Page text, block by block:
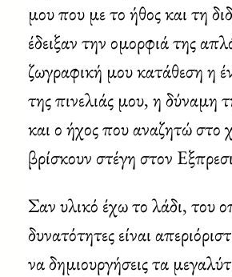
μου που με το ήθος και τη
έδειξαν την ομορφιά της
ζωγραφική μου κατάθεση η
της πινελιάς μου, η δύναμη
και ο ήχος που αναζητώ στο
βρίσκουν στέγη στον
Σαν υλικό έχω το λάδι, του
δυνατότητες είναι
να δημιουργήσεις τα